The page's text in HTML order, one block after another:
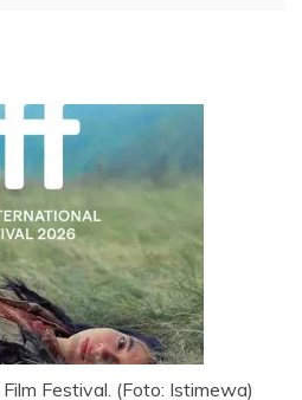
Festival. (Foto: Istimewa)